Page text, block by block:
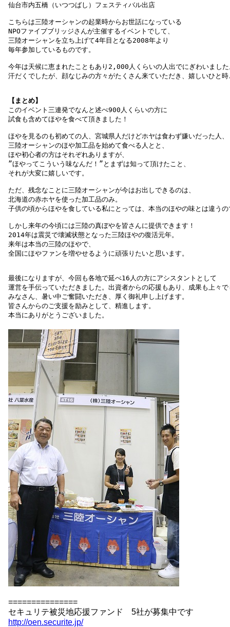
こちらは三陸オーシャンの起業時からお世話になっている
NPOファイブブリッジさんが主催するイベントでして、
三陸オーシャンを立ち上げて4年目となる2008年より
毎年参加しているものです。
今年は天候に恵まれたこともあり2,000人くらいの人出でにぎわいまし
【まとめ】
このイベント三連発でなんと述べ900人くらいの方に
ほやを見るのも初めての人、宮城県人だけどホヤは食わず嫌いだった人、
三陸オーシャンのほや加工品を始めて食べる人とと、
ほや初心者の方はそれぞれありますが、
”ほやってこういう味なんだ！”とまずは知って頂けたこと、
それが大変に嬉しいです。
ただ、残念なことに三陸オーシャンが今はお出しできるのは、
北海道の赤ホヤを使った加工品のみ。
子供の頃からほやを食している私にとっては、本当のほやの味とは違うの
しかし来年の今頃には三陸の真ぼやを皆さんに提供できます！
2014年は震災で壊滅状態となった三陸ほやの復活元年。
来年は本当の三陸のほやで、
全国にほやファンを増やせるように頑張りたいと思います。
最後になりますが、今回も各地で延べ16人の方にアシスタントとして
運営を手伝っていただきました。出資者からの応援もあり、成果も上々で
みなさん、暑い中ご奮闘いただき、厚く御礼申し上げます。
皆さんからのご支援を励みとして、精進します。
===============
セキュリテ被災地応援ファンド 5社が募集中です
http://oen.securite.jp/